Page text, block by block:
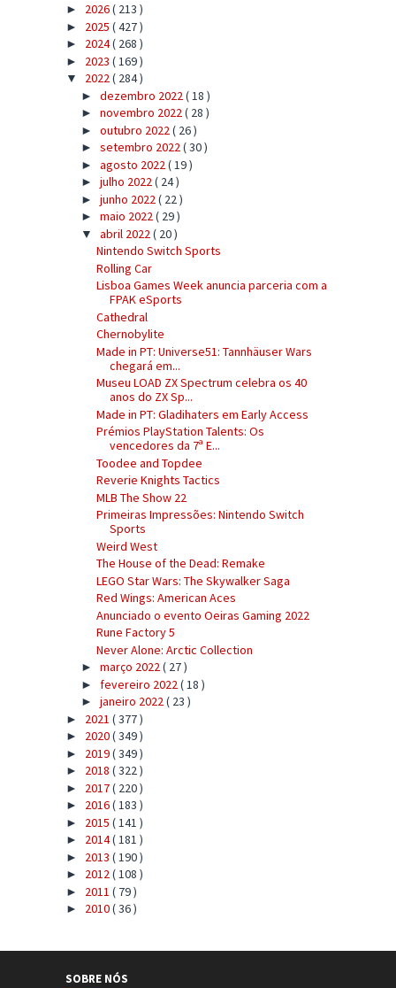
► 2026( 213 )
► 2025 ( 427 )
► 2024( 268 )
► 2023 ( 169 )
▼ 2022( 284 )
► dezembro 2022( 18 )
► novembro 2022( 28 )
► outubro 2022( 26 )
► setembro 2022( 30 )
► agosto 2022( 19 )
► julho 2022( 24 )
► junho 2022( 22 )
► maio 2022( 29 )
▼ abril 2022( 20 )
Nintendo Switch Sports
Rolling Car
Lisboa Games Week anuncia parceria com a
FPAK eSports
Cathedral
Chernobylite
Made in PT: Universe51: Tannhäuser Wars
chegará em...
Museu LOAD ZX Spectrum celebra os 40
anos do ZX Sp...
Made in PT: Gladihaters em Early Access
Prémios PlayStation Talents: Os
vencedores da 7ª E...
Toodee and Topdee
Reverie Knights Tactics
MLB The Show 22
Primeiras Impressões: Nintendo Switch
Sports
Weird West
The House of the Dead: Remake
LEGO Star Wars: The Skywalker Saga
Red Wings: American Aces
Anunciado o evento Oeiras Gaming 2022
Rune Factory 5
Never Alone: Arctic Collection
► março 2022( 27 )
► fevereiro 2022( 18 )
► janeiro 2022( 23 )
► 2021 ( 377 )
► 2020( 349 )
► 2019( 349 )
► 2018 ( 322 )
► 2017( 220 )
► 2016( 183 )
► 2015 ( 141 )
► 2014( 181 )
► 2013 ( 190 )
► 2012( 108 )
► 2011 ( 79 )
► 2010( 36 )
SOBRE NÓS